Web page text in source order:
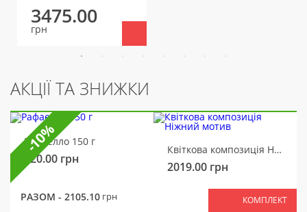
3475.00
грн
АКЦІЇ ТА ЗНИЖКИ
Рафаелло 150 г
320.00 грн
Квіткова композиція Ніжний мотив
2019.00 грн
РАЗОМ - 2105.10 грн КОМПЛЕКТ
-10%